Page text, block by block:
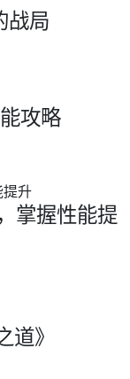
战局
攻略
掌握性能提
道》